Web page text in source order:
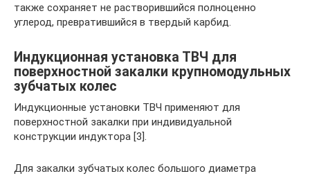
также сохраняет не растворившийся полноценно
углерод, превратившийся в твердый карбид.
Индукционная установка ТВЧ для
поверхностной закалки крупномодульных
зубчатых колес
Индукционные установки ТВЧ применяют для
поверхностной закалки при индивидуальной
конструкции индуктора [3].
Для закалки зубчатых колес большого диаметра